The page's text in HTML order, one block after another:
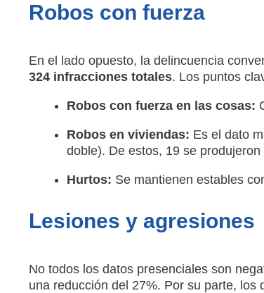
Robos con fuerza
En el lado opuesto, la delincuencia
324 infracciones totales. Los puntos
Robos con fuerza en las cosas:
Robos en viviendas: Es el dato
doble). De estos, 19 se
Hurtos: Se mantienen estables
Lesiones y agresiones
No todos los datos presenciales son
una reducción del 27%. Por su parte,